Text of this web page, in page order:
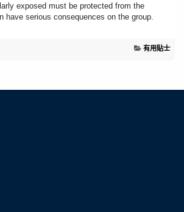
exposed must be protected from the
have serious consequences on the group.
有用貼士